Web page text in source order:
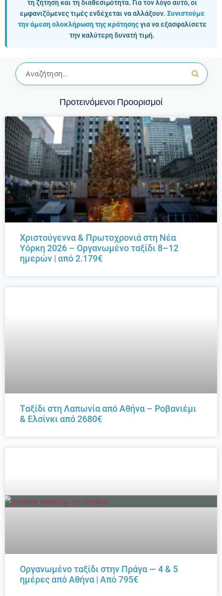
τη ζήτηση και τη διαθεσιμότητα. Για τον λόγο αυτό, οι
εμφανιζόμενες τιμές ενδέχεται να αλλάξουν. Συνιστούμε
την άμεση ολοκλήρωση της κράτησηςγια να εξασφαλίσετε
την καλύτερη δυνατή τιμή.
Προτεινόμενοι Προορισμοί
Χριστούγεννα & Πρωτοχρονιά στη Νέα
Υόρκη 2026 – Οργανωμένο ταξίδι 8–12
ημερών | από 2.179€
Tαξίδι στη Λαπωνία από Αθήνα – Ροβανιέμι
& Ελσίνκι από 2680€
Οργανωμένο ταξίδι στην Πράγα — 4 & 5
ημέρες από Αθήνα | Από 795€